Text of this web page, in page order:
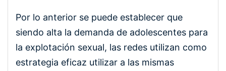
Por lo anterior se puede establecer que
siendo alta la demanda de adolescentes para
la explotación sexual, las redes utilizan como
estrategia eficaz utilizar a las mismas